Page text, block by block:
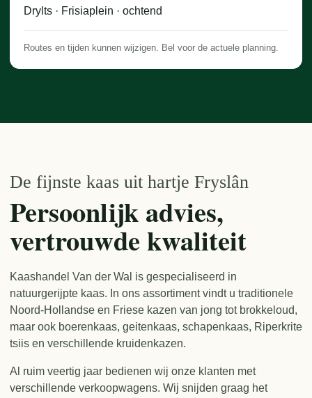
Drylts · Frisiaplein · ochtend
Routes en tijden kunnen wijzigen. Bel voor de actuele planning.
De fijnste kaas uit hartje Fryslân
Persoonlijk advies,
vertrouwde kwaliteit
Kaashandel Van der Wal is gespecialiseerd in
natuurgerijpte kaas. In ons assortiment vindt u traditionele
Noord-Hollandse en Friese kazen van jong tot brokkeloud,
maar ook boerenkaas, geitenkaas, schapenkaas, Riperkrite
tsiis en verschillende kruidenkazen.
Al ruim veertig jaar bedienen wij onze klanten met
verschillende verkoopwagens. Wij snijden graag het